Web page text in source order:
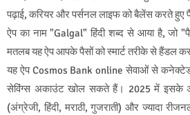
पढ़ाई, करियर और पर्सनल लाइफ को बैलेंस करते हुए
ऐप का नाम "Galgal" हिंदी शब्द से आया है, जो
मतलब यह ऐप आपके पैसों को स्मार्ट तरीके से हैंडल
यह ऐप Cosmos Bank online सेवाओं से
सेविंग्स अकाउंट खोल सकते हैं। 2025 में इसके
(अंग्रेजी, हिंदी, मराठी, गुजराती) और ज्यादा